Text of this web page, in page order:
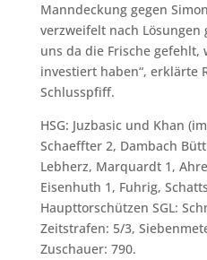
Manndeckung gegen
verzweifelt nach
uns da die Frische gefehlt,
investiert haben“, erklärte
Schlusspfiff.
HSG: Juzbasic und Khan
Schaeffter 2, Dambach
Lebherz, Marquardt 1,
Eisenhuth 1, Fuhrig,
Haupttorschützen SGL:
Zeitstrafen: 5/3,
Zuschauer: 790.